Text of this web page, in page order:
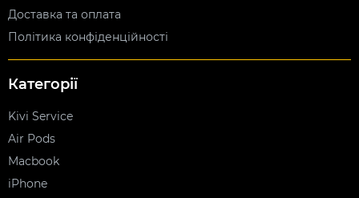
Доставка та оплата
Політика конфіденційності
Категорії
Kivi Service
Air Pods
Macbook
iPhone